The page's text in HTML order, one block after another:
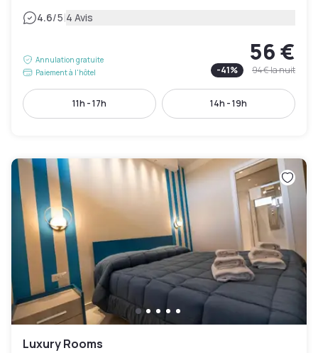
4.6/5|4 Avis
Annulation gratuite
Paiement à l'hôtel
56 €
-41% 94 €la nuit
11h - 17h 14h - 19h
Luxury Rooms